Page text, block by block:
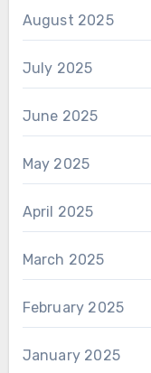
August 2025
July 2025
June 2025
May 2025
April 2025
March 2025
February 2025
January 2025